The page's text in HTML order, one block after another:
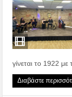
γίνεται το 1922 με
Διαβάστε